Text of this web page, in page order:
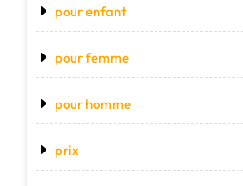
pour enfant
pour femme
pour homme
prix